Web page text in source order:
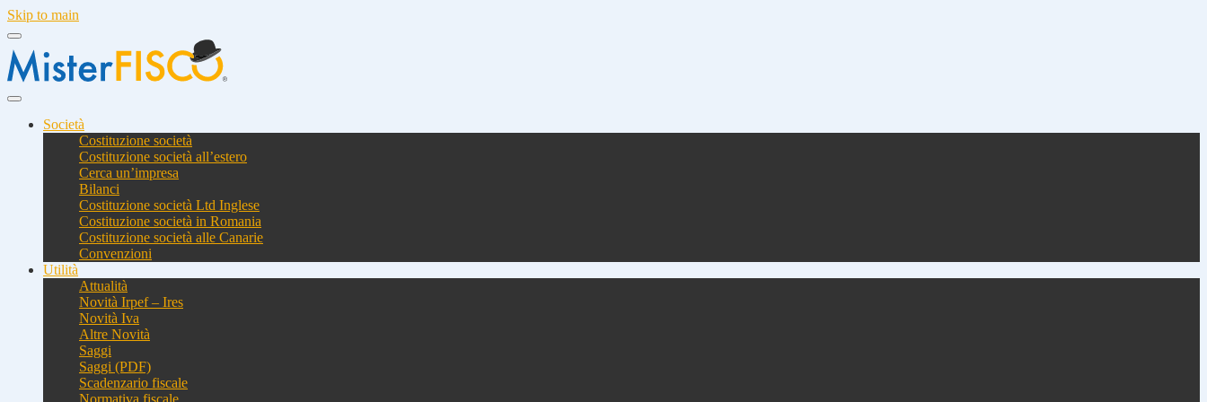
Skip to main
Società
Costituzione società
Costituzione società all’estero
Cerca un’impresa
Bilanci
Costituzione società Ltd Inglese
Costituzione società in Romania
Costituzione società alle Canarie
Convenzioni
Utilità
Attualità
Novità Irpef – Ires
Novità Iva
Altre Novità
Saggi
Saggi (PDF)
Scadenzario fiscale
Normativa fiscale